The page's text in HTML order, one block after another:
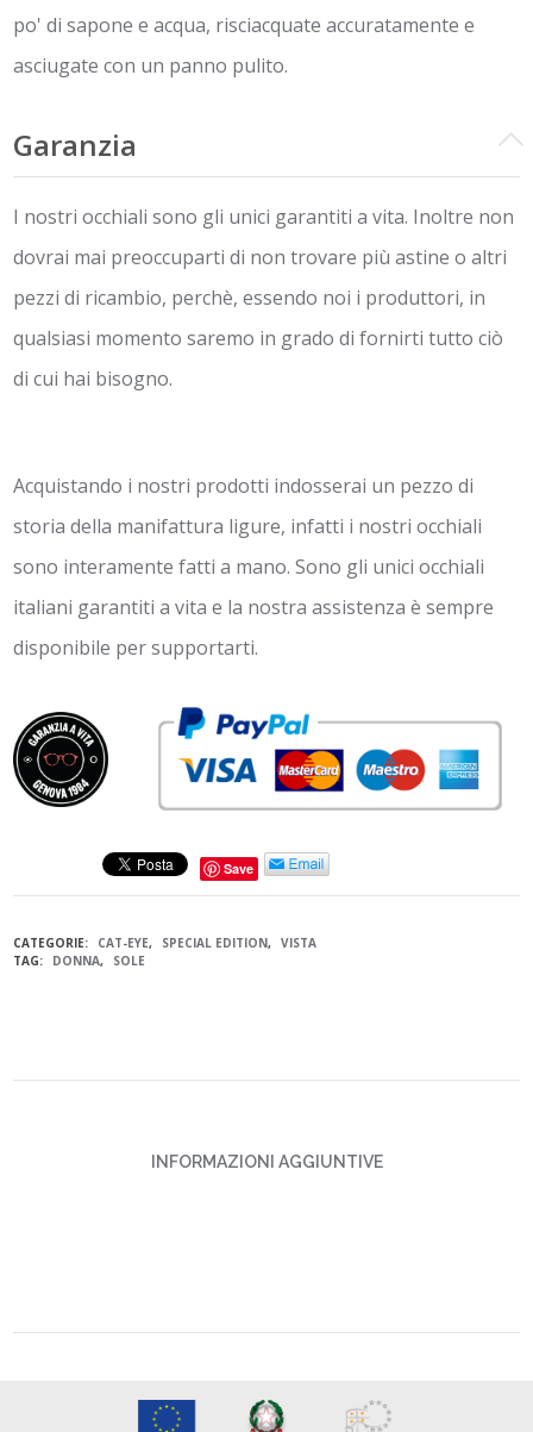
po' di sapone e acqua, risciacquate accuratamente e
asciugate con un panno pulito.
Garanzia
I nostri occhiali sono gli unici garantiti a vita. Inoltre non
dovrai mai preoccuparti di non trovare più astine o altri
pezzi di ricambio, perchè, essendo noi i produttori, in
qualsiasi momento saremo in grado di fornirti tutto ciò
di cui hai bisogno.
Acquistando i nostri prodotti indosserai un pezzo di
storia della manifattura ligure, infatti i nostri occhiali
sono interamente fatti a mano. Sono gli unici occhiali
italiani garantiti a vita e la nostra assistenza è sempre
disponibile per supportarti.
Save
CATEGORIE: CAT-EYE, SPECIAL EDITION, VISTA
TAG:
DONNA, SOLE
INFORMAZIONI AGGIUNTIVE